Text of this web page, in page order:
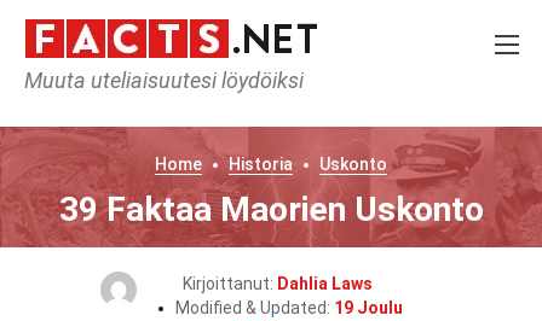
Muuta uteliaisuutesi löydöiksi
Home Historia Uskonto
39 Faktaa Maorien Uskonto
Kirjoittanut: Dahlia Laws
Modified & Updated: 19 Joulu